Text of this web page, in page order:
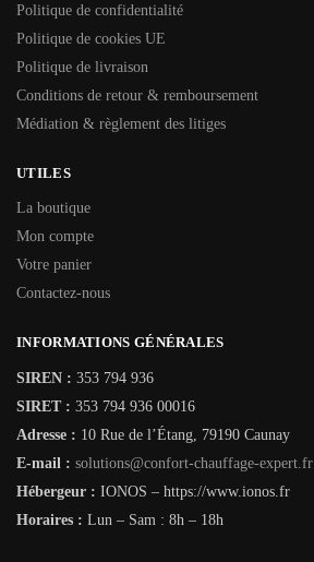
Politique de confidentialité
Politique de cookies UE
Politique de livraison
Conditions de retour & remboursement
Médiation & règlement des litiges
UTILES
La boutique
Mon compte
Votre panier
Contactez-nous
INFORMATIONS GÉNÉRALES
SIREN : 353 794 936
SIRET : 353 794 936 00016
Adresse : 10 Rue de l’Étang, 79190 Caunay
E-mail : solutions@confort-chauffage-expert.fr
Hébergeur : IONOS – https://www.ionos.fr
Horaires : Lun – Sam : 8h – 18h